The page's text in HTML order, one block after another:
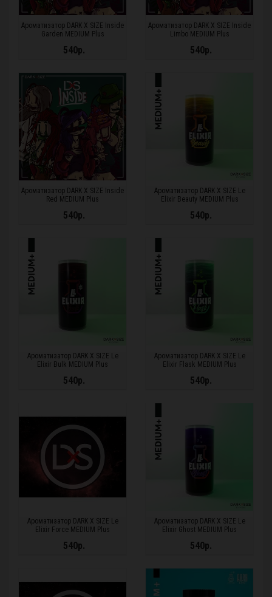
Ароматизатор DARK X SIZE Inside
Garden MEDIUM Plus
540р.
Ароматизатор DARK X SIZE Inside
Limbo MEDIUM Plus
540р.
Ароматизатор DARK X SIZE Inside
Red MEDIUM Plus
540р.
Ароматизатор DARK X SIZE Le
Elixir Beauty MEDIUM Plus
540р.
Ароматизатор DARK X SIZE Le
Elixir Bulk MEDIUM Plus
540р.
Ароматизатор DARK X SIZE Le
Elixir Flask MEDIUM Plus
540р.
Ароматизатор DARK X SIZE Le
Elixir Force MEDIUM Plus
540р.
Ароматизатор DARK X SIZE Le
Elixir Ghost MEDIUM Plus
540р.